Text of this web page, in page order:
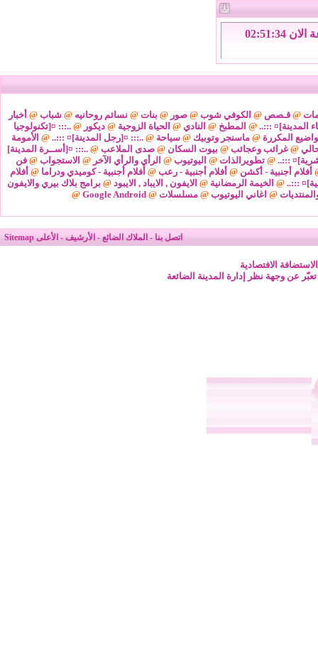
الاحد 9 من اغسطس 2026 , الساعة الان 02:51:34
@قـصص @ الكوفي شوب @صور @ بنات @ نسائم روحانيه @شباب @ أخبار
المدينة]¤ :::.. @ المطبخ @ النادي @ الحياة الزوجية @ديكور @..::: ¤[تكنولوجيا
المكررة @ ماسنجر وتوبيك @ سياحة @ ..::: ¤[رجل المدينة]¤ :::.. @ الأمومة
@ غرائب وعجائب @ بيوت السكان @ صدى الملاعب @ ..::: ¤[أســرة المدينة]
:::..
@ تطويرالذات @ اليوتيوب @ الرأي والرأي الآخر @ الاستجواب @ فن
أفلام أجنبية - أكشن @ أفلام أجنبية - رعب @ أفلام أجنبية - كوميدي ودراما @ أفلام
:::..
@ الخيمة الرمضانية @ الايفون , الايباد , الايبود @ برامج بلاك بيري والايفون
@ اغاني اليوتيوب @مسلسلات @
Google Android
@
اتصل بنا - الملاك الضائع - الأرشيف - الأعلى Sitemap
الافتصادية
عن وجهة نظر إدارة المدينة الضائعة